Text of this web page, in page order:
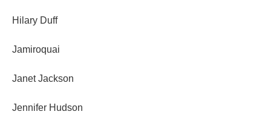
Hilary Duff
Jamiroquai
Janet Jackson
Jennifer Hudson